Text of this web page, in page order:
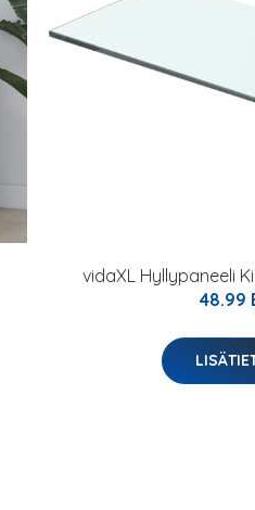
vidaXL Hyllypaneeli
48.99